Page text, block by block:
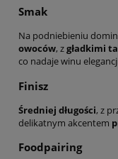
Smak
Na podniebieniu
owoców, zgładkimi
co nadaje winu
Finisz
Średniej długości, z
delikatnym akcentem
Foodpairing